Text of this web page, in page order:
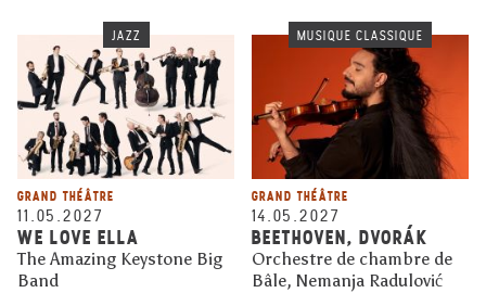
JAZZ
GRAND THÉÂTRE
11.05.2027
WE LOVE ELLA
The Amazing Keystone Big
Band
MUSIQUE CLASSIQUE
GRAND THÉÂTRE
14.05.2027
BEETHOVEN, DVORÁK
Orchestre de chambre de
Bâle, Nemanja Radulović